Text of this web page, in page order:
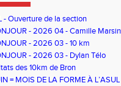
- Ouverture de la section
- 2026 04 - Camille Marsin
- 2026 03 - 10 km
- 2026 03 - Dylan Télo
des 10km de Bron
= MOIS DE LA FORME À